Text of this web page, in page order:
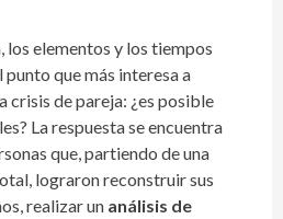
los elementos y los tiempos
punto que más interesa a
crisis de pareja: ¿es posible
La respuesta se encuentra
que, partiendo de una
lograron reconstruir sus
realizar un análisis de